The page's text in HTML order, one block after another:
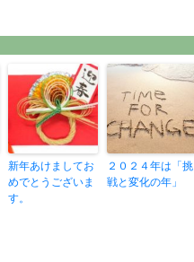
新年あけましてお
めでとうございま
す。
２０２４年は「挑
戦と変化の年」